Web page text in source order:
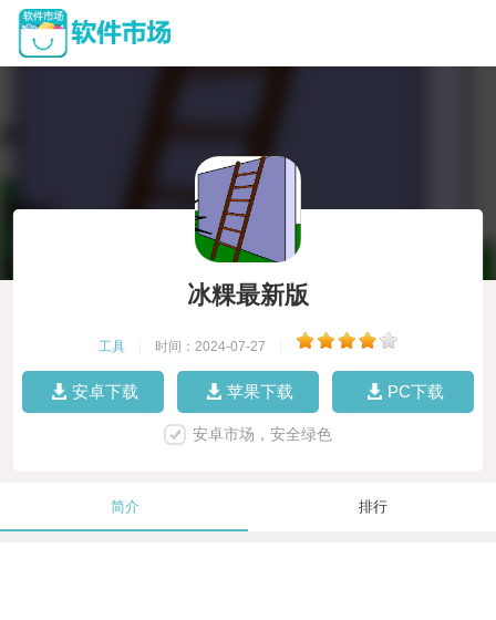
冰粿最新版
工具 时间：2024-07-27
安卓下载 苹果下载 PC下载
安卓市场，安全绿色
简介 排行